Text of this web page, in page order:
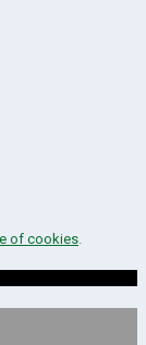
of cookies